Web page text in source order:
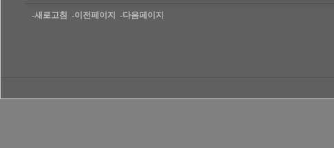
-새로고침 -이전페이지
-다음페이지